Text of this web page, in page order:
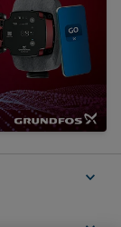
expand_more